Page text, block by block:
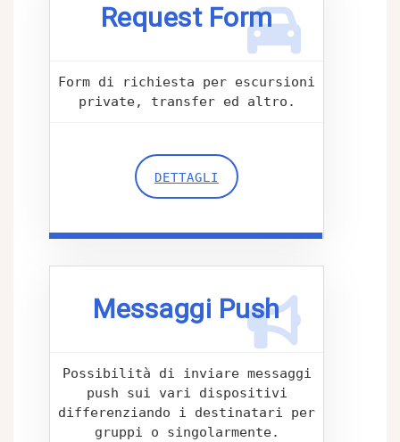
Request Form
Form di richiesta per escursioni
private, transfer ed altro.
DETTAGLI
Messaggi Push
Possibilità di inviare messaggi
push sui vari dispositivi
differenziando i destinatari per
gruppi o singolarmente.